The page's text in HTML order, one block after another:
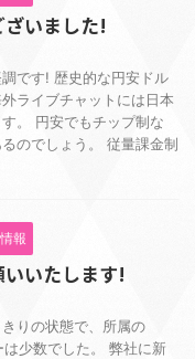
いました!
です! 歴史的な円安ドル
ライブチャットには日本
。 円安でもチップ制な
のでしょう。 従量課金制
報
いたします!
りの状態で、所属の
少数でした。 弊社に新